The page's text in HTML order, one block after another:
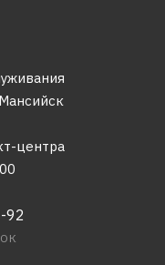
центра
92